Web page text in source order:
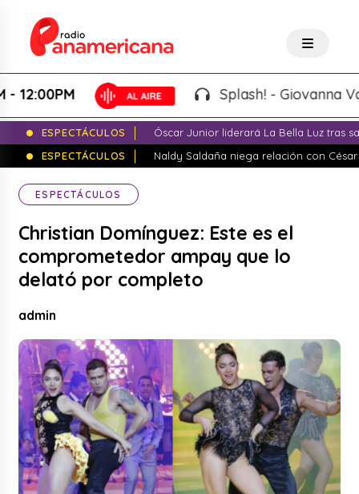
Splash! - Giovanna
ESPECTÁCULOS
Óscar Junior liderará La Bella Luz tras
ESPECTÁCULOS
Naldy Saldaña niega relación con
ESPECTÁCULOS
Christian Domínguez: Este es el
comprometedor ampay que lo
delató por completo
admin